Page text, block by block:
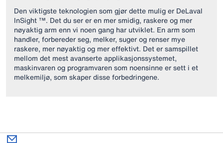
Den viktigste teknologien som gjør dette mulig er DeLaval
InSight ™. Det du ser er en mer smidig, raskere og mer
nøyaktig arm enn vi noen gang har utviklet. En arm som
handler, forbereder seg, melker, suger og renser mye
raskere, mer nøyaktig og mer effektivt. Det er samspillet
mellom det mest avanserte applikasjonssystemet,
maskinvaren og programvaren som noensinne er sett i et
melkemiljø, som skaper disse forbedringene.